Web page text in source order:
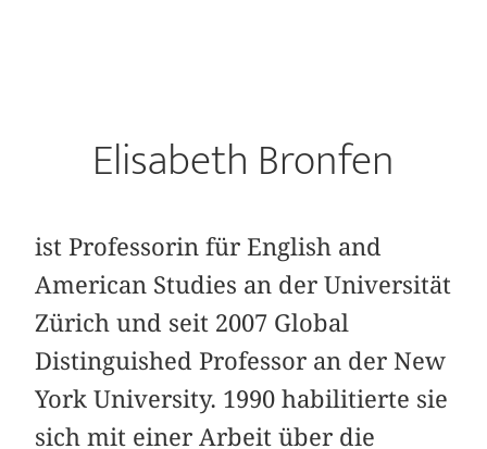
Elisabeth Bronfen
ist Professorin für English and
American Studies an der Universität
Zürich und seit 2007 Global
Distinguished Professor an der New
York University. 1990 habilitierte sie
sich mit einer Arbeit über die